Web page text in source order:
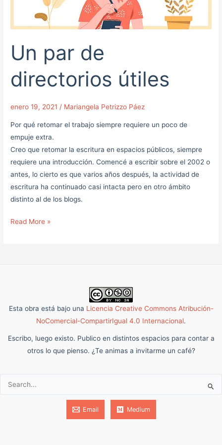
Un par de
directorios útiles
enero 19, 2021/ Mariangela Petrizzo Páez
Por qué retomar el trabajo siempre requiere un poco de
empuje extra.
Creo que retomar la escritura en espacios públicos, siempre
requiere una introducción. Comencé a escribir sobre el 2002 o
antes, lo cierto es que varios años después, la actividad de
escritura ha continuado casi intacta pero en otro ámbito
distinto al de los blogs.
Read More »
Esta obra está bajo una Licencia Creative Commons Atribución-
NoComercial-CompartirIgual 4.0 Internacional.
Escribo, luego existo. Publico en distintos espacios para contar a
otros lo que pienso. ¿Te animas a invitarme un café?
Buscar:
Email Medium